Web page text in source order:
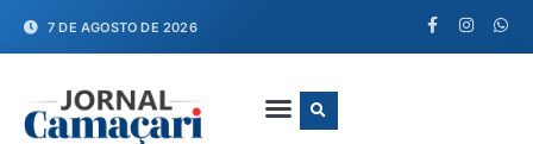
7 DE AGOSTO DE 2026